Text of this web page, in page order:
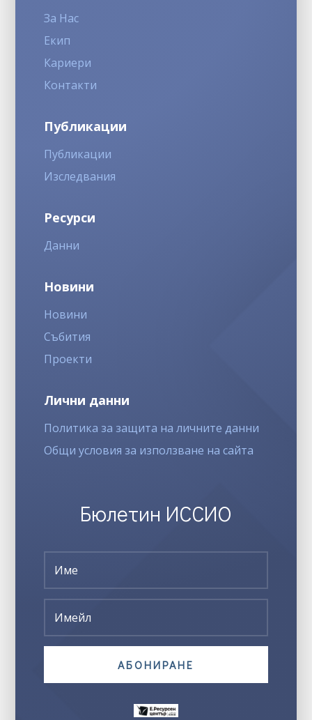
За Нас
Екип
Кариери
Контакти
Публикации
Публикации
Изследвания
Ресурси
Данни
Новини
Новини
Събития
Проекти
Лични данни
Политика за защита на личните данни
Общи условия за използване на сайта
Бюлетин ИССИО
АБОНИРАНЕ